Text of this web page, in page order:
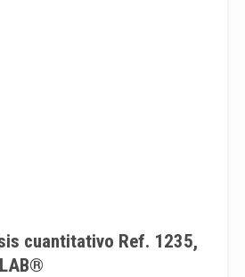
cuantitativo Ref. 1235,